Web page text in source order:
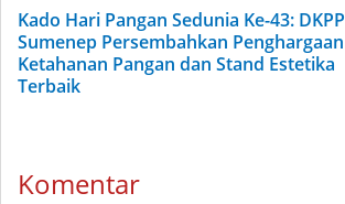
Kado Hari Pangan Sedunia Ke-43: DKPP
Sumenep Persembahkan Penghargaan
Ketahanan Pangan dan Stand Estetika
Terbaik
Komentar